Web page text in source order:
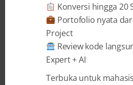
penasaran sering kali
bagi masa depan. Bagi
Putra (19), teknologi bukan
melainkan teka-teki yang
Sejak SD, ia sudah gemar
Konversi hingga 20
Portofolio nyata
Project
Review kode
Expert + AI
Terbuka untuk